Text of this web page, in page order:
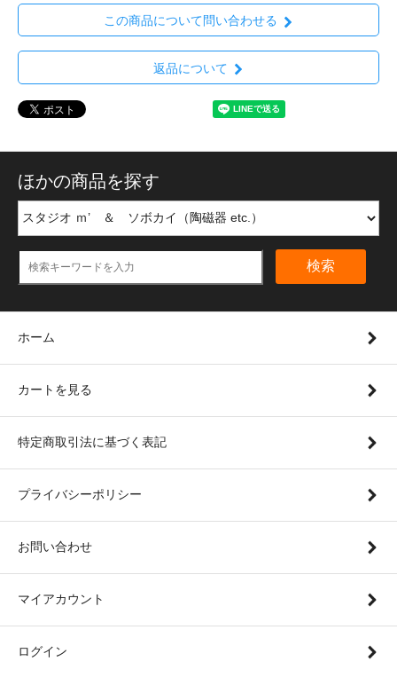
この商品について問い合わせる
返品について
ほかの商品を探す
検索
ホーム
カートを見る
特定商取引法に基づく表記
プライバシーポリシー
お問い合わせ
マイアカウント
ログイン